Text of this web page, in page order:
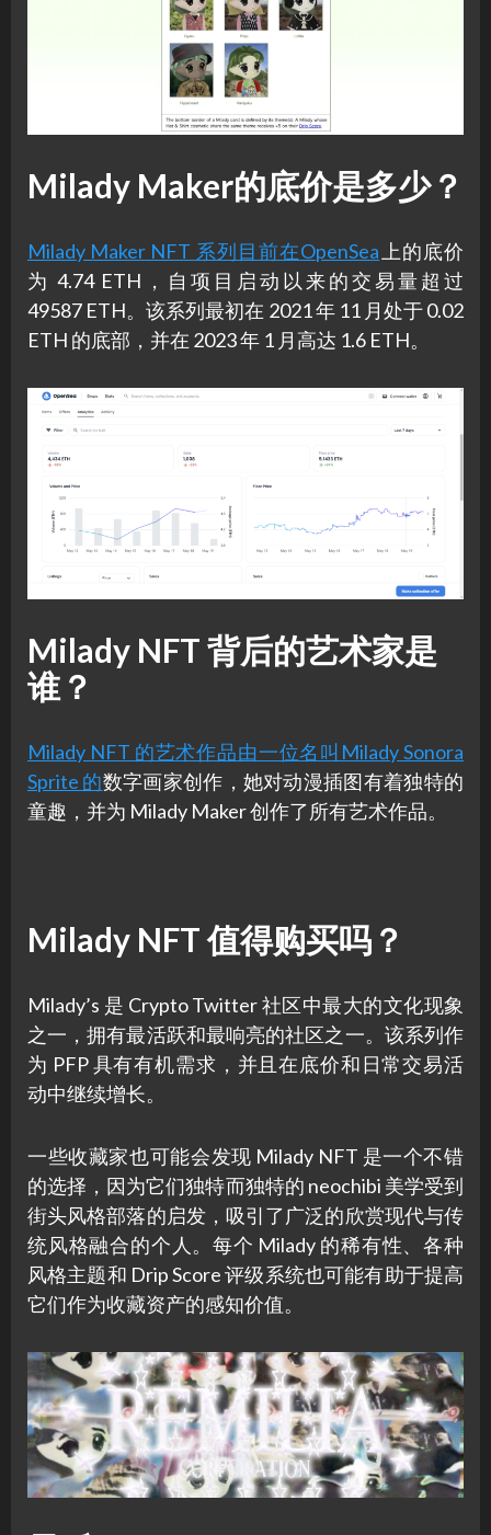
Milady Maker的底价是多少？
Milady Maker NFT 系列目前在OpenSea 上的底价
为 4.74 ETH，自项目启动以来的交易量超过
49587 ETH。该系列最初在 2021 年 11 月处于 0.02
ETH 的底部，并在 2023 年 1 月高达 1.6 ETH。
Milady NFT 背后的艺术家是
谁？
Milady NFT 的艺术作品由一位名叫Milady Sonora
Sprite 的数字画家创作，她对动漫插图有着独特的
童趣，并为 Milady Maker 创作了所有艺术作品。
Milady NFT 值得购买吗？
Milady’s 是 Crypto Twitter 社区中最大的文化现象
之一，拥有最活跃和最响亮的社区之一。该系列作
为 PFP 具有有机需求，并且在底价和日常交易活
动中继续增长。
一些收藏家也可能会发现 Milady NFT 是一个不错
的选择，因为它们独特而独特的 neochibi 美学受到
街头风格部落的启发，吸引了广泛的欣赏现代与传
统风格融合的个人。每个 Milady 的稀有性、各种
风格主题和 Drip Score 评级系统也可能有助于提高
它们作为收藏资产的感知价值。